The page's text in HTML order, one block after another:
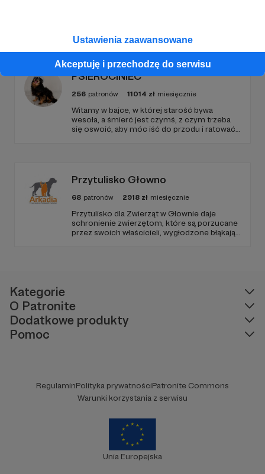
Ustawienia zaawansowane
Akceptuję i przechodzę do serwisu
PSIEROCINIEC
256 patronów 11014 zł miesięcznie
Witamy w bajce, w której starość bywa
wesoła, a śmierć jest czymś, z czym trzeba
się oswoić, aby móc iść do przodu i ratować
Przytulisko Głowno
68 patronów 2918 zł miesięcznie
Przytulisko dla Zwierząt w Głownie daje
schronienie zwierzętom, które są porzucane
przez swoich właścicieli, wygłodzone błąkają
Kategorie
O Patronite
Dodatkowe produkty
Pomoc
RegulaminPolityka prywatnościPatronite Commons
Warunki korzystania z serwisu
Unia Europejska